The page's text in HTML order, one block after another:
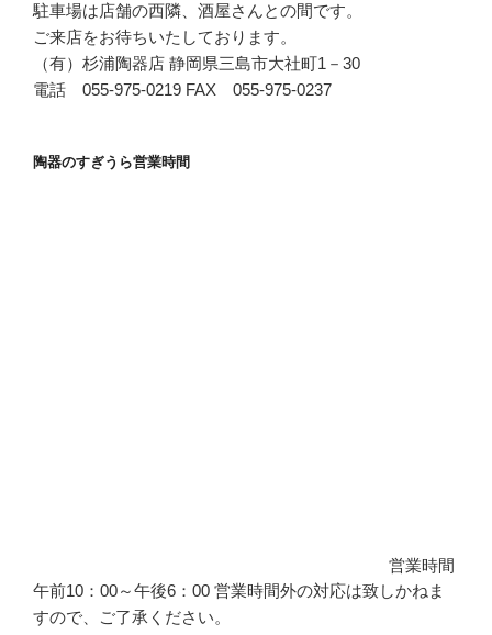
駐車場は店舗の西隣、酒屋さんとの間です。
ご来店をお待ちいたしております。
（有）杉浦陶器店 静岡県三島市大社町1－30
電話 055-975-0219 FAX 055-975-0237
陶器のすぎうら営業時間
営業時間
午前10：00～午後6：00 営業時間外の対応は致しかねま
すので、ご了承ください。